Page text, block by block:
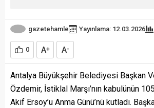
gazetehamle Yayınlama: 12.03.2026
0 A+ A-
Antalya Büyükşehir Belediyesi Başkan
Özdemir, İstiklal Marşı’nın kabulünün
Akif Ersoy’u Anma Günü’nü kutladı.